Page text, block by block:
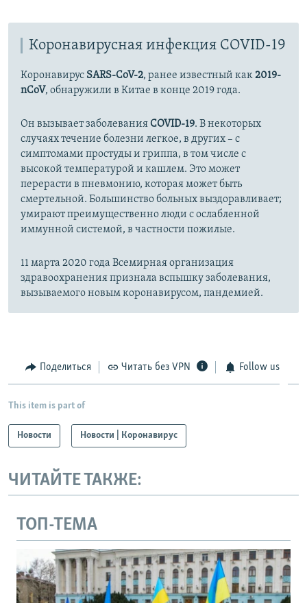
Auto 270p 360p 480p
480p
1080p
Коронавирусная инфекция COVID-19
Коронавирус SARS-CoV-2, ранее известный как2019-
nCoV, обнаружили в Китае в конце 2019 года.
Он вызывает заболеванияCOVID-19. В некоторых
случаях течение болезни легкое, в других – с
симптомами простуды и гриппа, в том числе с
высокой температурой и кашлем. Это может
перерасти в пневмонию, которая может быть
смертельной. Большинство больных выздоравливает;
умирают преимущественно люди с ослабленной
иммунной системой, в частности пожилые.
11 марта 2020 года Всемирная организация
здравоохранения признала вспышку заболевания,
вызываемого новым коронавирусом, пандемией.
Поделиться Читать без VPN Follow us
This item is part of
Новости Новости | Коронавирус
ЧИТАЙТЕ ТАКЖЕ:
ТОП-ТЕМА